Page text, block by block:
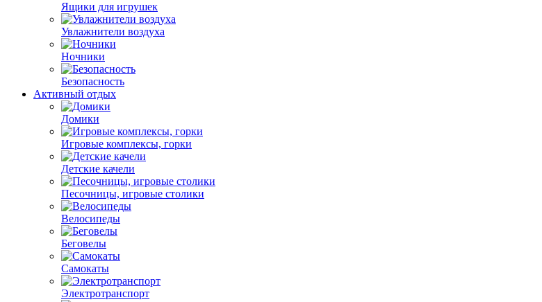
Ящики для игрушек
Увлажнители воздуха
Ночники
Безопасность
Активный отдых
Домики
Игровые комплексы, горки
Детские качели
Песочницы, игровые столики
Велосипеды
Беговелы
Самокаты
Электротранспорт